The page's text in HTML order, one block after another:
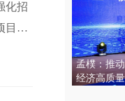
化招
目开
孟樸：推
经济高质